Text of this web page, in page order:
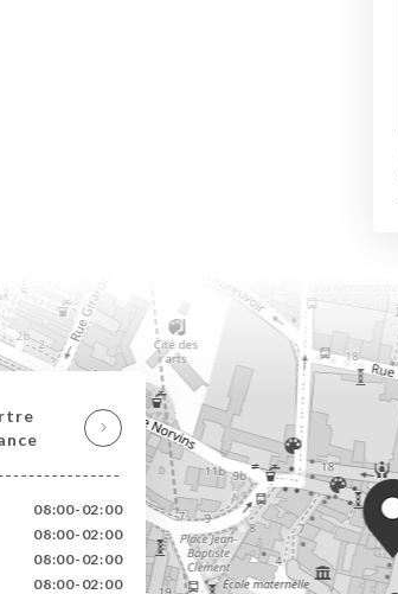
08:00-02:00
08:00-02:00
08:00-02:00
08:00-02:00